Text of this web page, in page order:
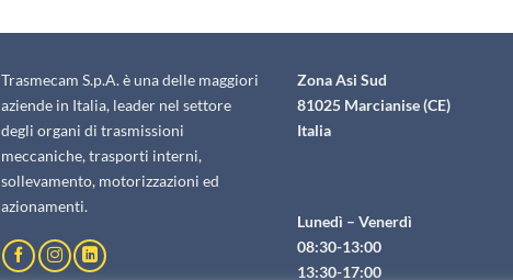
Trasmecam S.p.A. è una delle maggiori
aziende in Italia, leader nel settore
degli organi di trasmissioni
meccaniche, trasporti interni,
sollevamento, motorizzazioni ed
azionamenti.
Zona Asi Sud
81025 Marcianise (CE)
Italia
Lunedì – Venerdì
08:30-13:00
13:30-17:00